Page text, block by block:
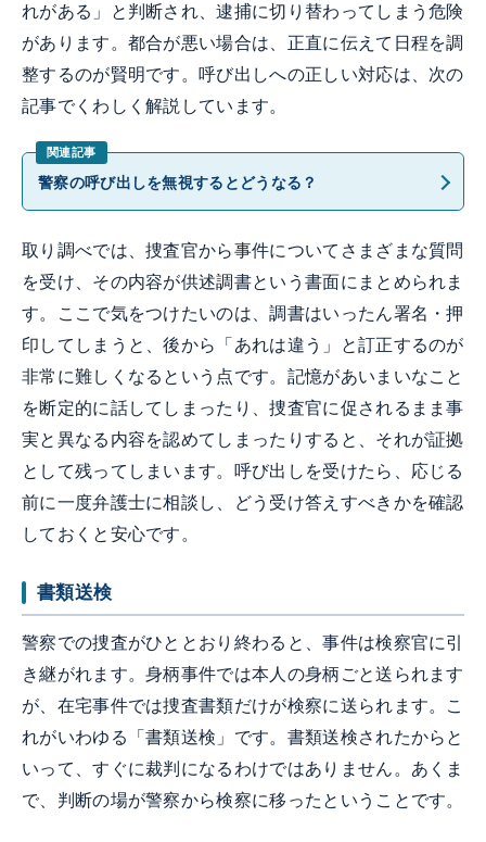
れがある」と判断され、逮捕に切り替わってしまう危険
があります。都合が悪い場合は、正直に伝えて日程を調
整するのが賢明です。呼び出しへの正しい対応は、次の
記事でくわしく解説しています。
警察の呼び出しを無視するとどうなる？
取り調べでは、捜査官から事件についてさまざまな質問
を受け、その内容が供述調書という書面にまとめられま
す。ここで気をつけたいのは、調書はいったん署名・押
印してしまうと、後から「あれは違う」と訂正するのが
非常に難しくなるという点です。記憶があいまいなこと
を断定的に話してしまったり、捜査官に促されるまま事
実と異なる内容を認めてしまったりすると、それが証拠
として残ってしまいます。呼び出しを受けたら、応じる
前に一度弁護士に相談し、どう受け答えすべきかを確認
しておくと安心です。
書類送検
警察での捜査がひととおり終わると、事件は検察官に引
き継がれます。身柄事件では本人の身柄ごと送られます
が、在宅事件では捜査書類だけが検察に送られます。こ
れがいわゆる「書類送検」です。書類送検されたからと
いって、すぐに裁判になるわけではありません。あくま
で、判断の場が警察から検察に移ったということです。